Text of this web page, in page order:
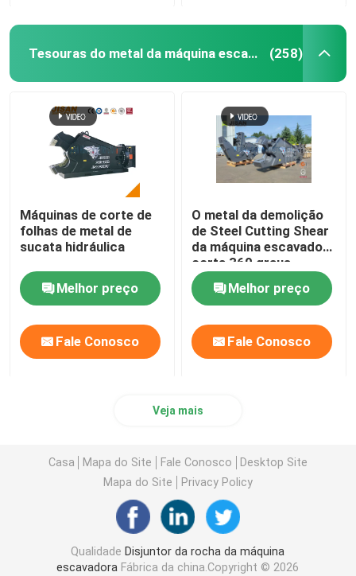
Tesouras do metal da máquina escavadora (258)
Máquinas de corte de
folhas de metal de
sucata hidráulica
Melhor preço
Fale Conosco
O metal da demolição
de Steel Cutting Shear
da máquina escavadora
corta 360 graus
Melhor preço
Fale Conosco
Veja mais
Casa Mapa do Site Fale Conosco
Desktop Site
Mapa do Site
Privacy Policy
Qualidade Disjuntor da rocha da máquina
escavadora Fábrica da china.Copyright © 2026